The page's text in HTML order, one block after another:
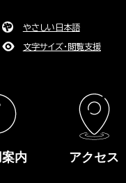
やさしい日本語
文字サイズ・閲覧支援
内 アクセス